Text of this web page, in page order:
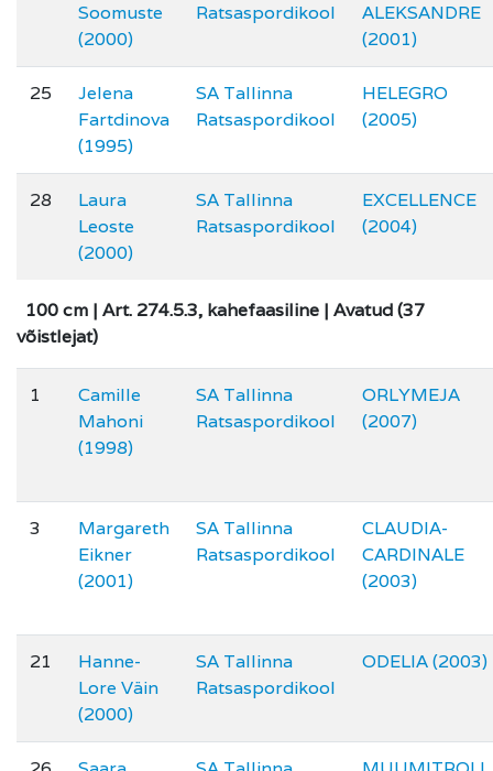
Soomuste
(2000)
Ratsaspordikool
ALEKSANDRE
(2001)
25
Jelena
Fartdinova
(1995)
SA Tallinna
Ratsaspordikool
HELEGRO
(2005)
28
Laura
Leoste
(2000)
SA Tallinna
Ratsaspordikool
EXCELLENCE
(2004)
100 cm | Art. 274.5.3, kahefaasiline | Avatud (37
võistlejat)
1
Camille
Mahoni
(1998)
SA Tallinna
Ratsaspordikool
ORLYMEJA
(2007)
3
Margareth
Eikner
(2001)
SA Tallinna
Ratsaspordikool
CLAUDIA-
CARDINALE
(2003)
21
Hanne-
Lore Väin
(2000)
SA Tallinna
Ratsaspordikool
ODELIA (2003)